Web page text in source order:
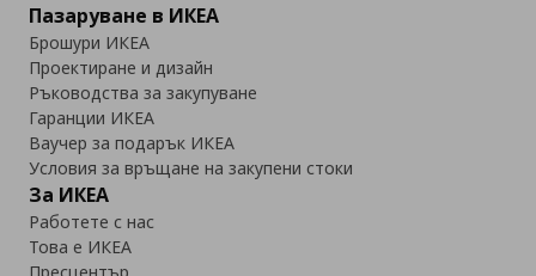
Пазаруване в ИКЕА
Брошури ИКЕА
Проектиране и дизайн
Ръководства за закупуване
Гаранции ИКЕА
Ваучер за подарък ИКЕА
Условия за връщане на закупени стоки
За ИКЕА
Работете с нас
Това е ИКЕА